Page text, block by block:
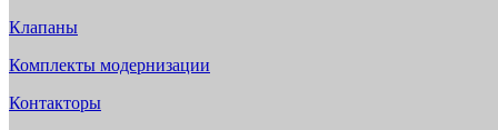
Клапаны
Комплекты модернизации
Контакторы